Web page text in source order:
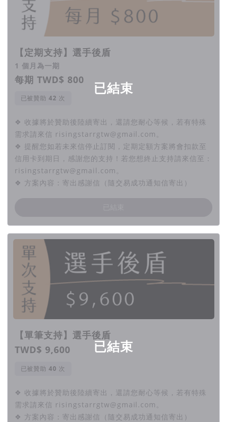
已結束
【定期支持】選手後盾
1 個月為一期
每期 TWD$ 800
已被贊助 次
❖ 收據將於贊助後陸續寄出，還請您耐心等候，若有特殊
需求請來信 risingstarrgtw@gmail.com。
❖ 提醒您如若未來信停止訂閱，定期定額方案將會扣款至
信用卡到期日，感謝您的支持！若您想終止支持請來信至：
risingstarrgtw@gmail.com。
❖ 方案內容：寄出感謝信（隨交易成功通知信寄出）
已結束
【單筆支持】選手後盾
TWD$ 9,600
已被贊助 次
❖ 收據將於贊助後陸續寄出，還請您耐心等候，若有特殊
需求請來信 risingstarrgtw@gmail.com。
❖ 方案內容：寄出感謝信（隨交易成功通知信寄出）